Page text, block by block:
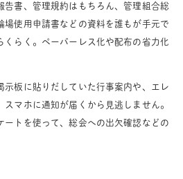
告書、管理規約はもちろん、管理組合総
場使用申請書などの資料を誰もが手元で
くらく。ペーパーレス化や配布の省力化
示板に貼りだしていた行事案内や、エレ
マホに通知が届くから見逃しません。
ートを使って、総会への出欠確認などの